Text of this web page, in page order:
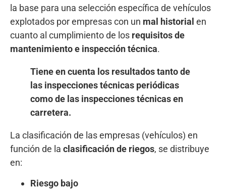
la base para una selección específica de vehículos
explotados por empresas con un mal historial en
cuanto al cumplimiento de los requisitos de
mantenimiento e inspección técnica.
Tiene en cuenta los resultados tanto de
las inspecciones técnicas periódicas
como de las inspecciones técnicas en
carretera.
La clasificación de las empresas (vehículos) en
función de la clasificación de riegos, se distribuye
en:
Riesgo bajo